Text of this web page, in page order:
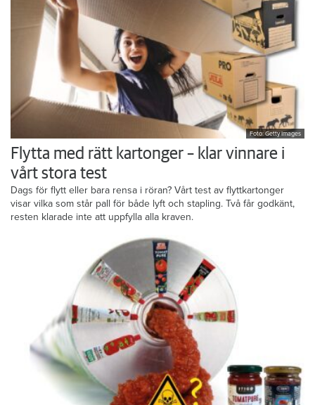
Foto: Getty Images
Flytta med rätt kartonger – klar vinnare i
vårt stora test
Dags för flytt eller bara rensa i röran? Vårt test av flyttkartonger
visar vilka som står pall för både lyft och stapling. Två får godkänt,
resten klarade inte att uppfylla alla kraven.